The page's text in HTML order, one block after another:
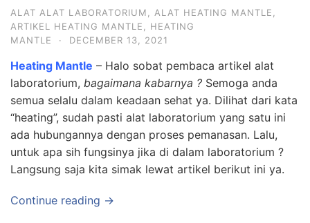
ALAT ALAT LABORATORIUM ALAT HEATING MANTLE
ARTIKEL HEATING MANTLE
HEATING
MANTLE
· DECEMBER 13, 2021
Heating Mantle – Halo sobat pembaca artikel alat
laboratorium, bagaimana kabarnya ? Semoga anda
semua selalu dalam keadaan sehat ya. Dilihat dari kata
“heating”, sudah pasti alat laboratorium yang satu ini
ada hubungannya dengan proses pemanasan. Lalu,
untuk apa sih fungsinya jika di dalam laboratorium ?
Langsung saja kita simak lewat artikel berikut ini ya.
Continue reading →